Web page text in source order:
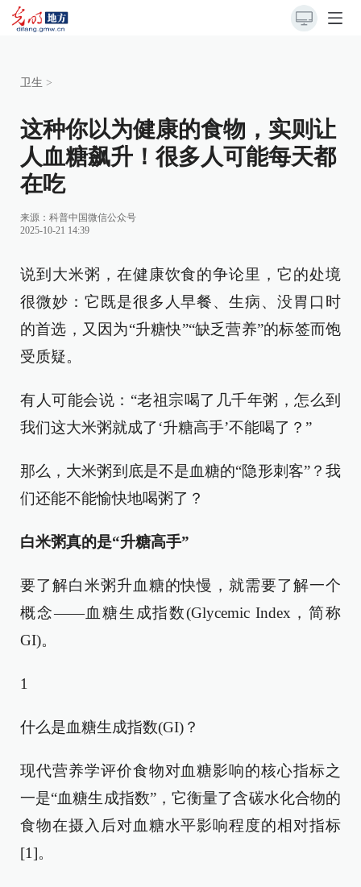
卫生 >
这种你以为健康的食物，实则让
人血糖飙升！很多人可能每天都
在吃
来源： 科普中国微信公众号
2025-10-21 14:39
说到大米粥，在健康饮食的争论里，它的处境
很微妙：它既是很多人早餐、生病、没胃口时
的首选，又因为“升糖快”“缺乏营养”的标签而饱
受质疑。
有人可能会说：“老祖宗喝了几千年粥，怎么到
我们这大米粥就成了‘升糖高手’不能喝了？”
那么，大米粥到底是不是血糖的“隐形刺客”？我
们还能不能愉快地喝粥了？
白米粥真的是“升糖高手”
要了解白米粥升血糖的快慢，就需要了解一个
概念——血糖生成指数(Glycemic Index，简称
GI)。
1
什么是血糖生成指数(GI)？
现代营养学评价食物对血糖影响的核心指标之
一是“血糖生成指数”，它衡量了含碳水化合物的
食物在摄入后对血糖水平影响程度的相对指标
[1]。